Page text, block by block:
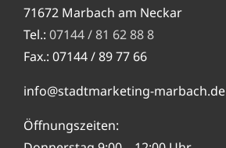
71672 Marbach am Neckar
Tel.: 07144 / 81 62 88 8
Fax.: 07144 / 89 77 66
info@stadtmarketing-marbach.de
Öffnungszeiten: